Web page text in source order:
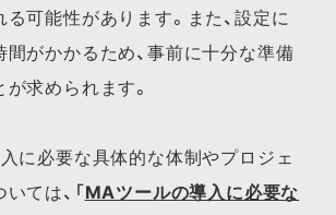
可能性があります。また、設定に
間がかかるため、事前に十分な準備
求められます。
に​必要な​具体的な​体制や​プロジェ
ては、​「MAツールの​導入に​必要な​